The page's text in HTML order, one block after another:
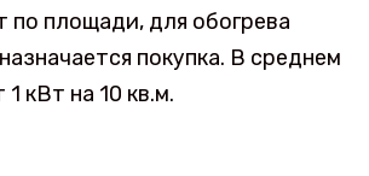
по площади, для обогрева
покупка. В среднем
кВт на 10 кв.м.